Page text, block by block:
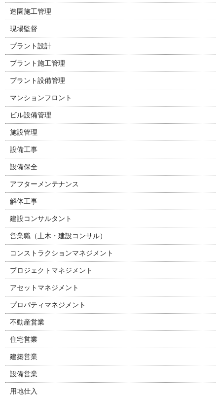
造園施工管理
現場監督
プラント設計
プラント施工管理
プラント設備管理
マンションフロント
ビル設備管理
施設管理
設備工事
設備保全
アフターメンテナンス
解体工事
建設コンサルタント
営業職（土木・建設コンサル）
コンストラクションマネジメント
プロジェクトマネジメント
アセットマネジメント
プロパティマネジメント
不動産営業
住宅営業
建築営業
設備営業
用地仕入